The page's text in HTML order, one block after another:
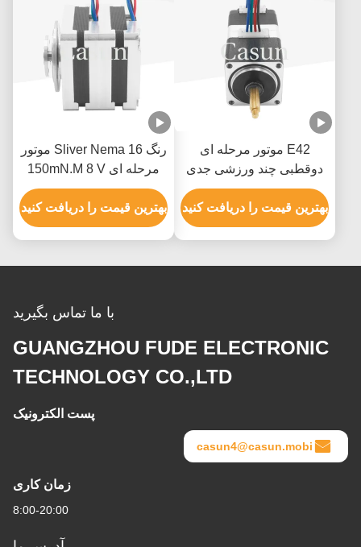
E42 موتور مرحله ای
دوقطبی چند ورزشی جدی
NEMA 17 200mN.M برای
تجهیزات اتوماسیون
بهترین قیمت را دریافت کنید
رنگ Sliver Nema 16 موتور
مرحله ای 150mN.M 8 V
چند لایه برای دستگاه
پزشکی
بهترین قیمت را دریافت کنید
با ما تماس بگیرید
GUANGZHOU FUDE ELECTRONIC
TECHNOLOGY CO.,LTD
پست الکترونیک
casun4@casun.mobi
زمان کاری
8:00-20:00